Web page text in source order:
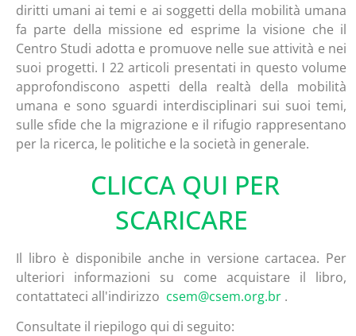
diritti umani ai temi e ai soggetti della mobilità umana
fa parte della missione ed esprime la visione che il
Centro Studi adotta e promuove nelle sue attività e nei
suoi progetti. I 22 articoli presentati in questo volume
approfondiscono aspetti della realtà della mobilità
umana e sono sguardi interdisciplinari sui suoi temi,
sulle sfide che la migrazione e il rifugio rappresentano
per la ricerca, le politiche e la società in generale.
CLICCA QUI PER
SCARICARE
Il libro è disponibile anche in versione cartacea. Per
ulteriori informazioni su come acquistare il libro,
contattateci all'indirizzo csem@csem.org.br .
Consultate il riepilogo qui di seguito: